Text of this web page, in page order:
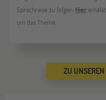
Sprachreise zu folgen. Hier
um das Thema.
ZU